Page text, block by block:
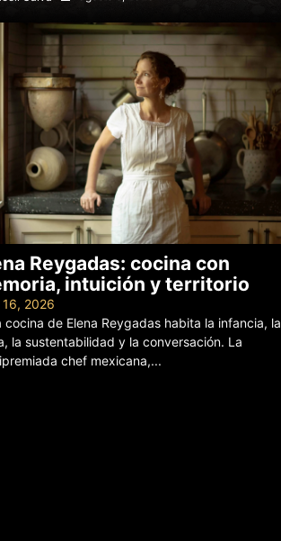
Reygadas: cocina con
intuición y territorio
2026
cocina de Elena Reygadas habita la infancia, la
la sustentabilidad y la conversación. La
chef mexicana,...